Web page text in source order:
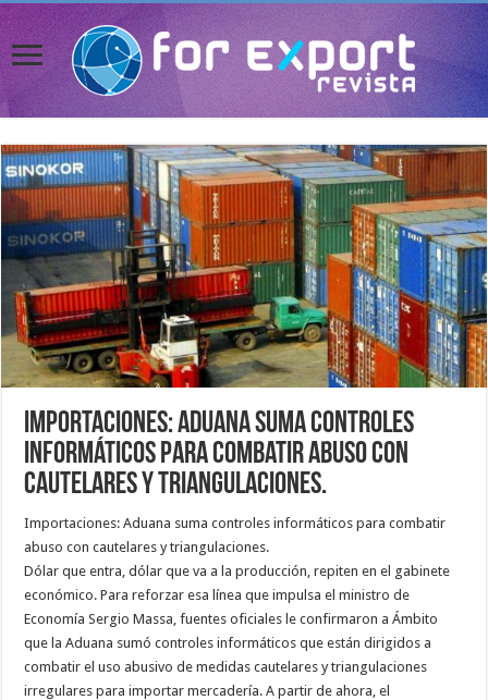
Importaciones: Aduana suma controles
informáticos para combatir abuso con
cautelares y triangulaciones.
Importaciones: Aduana suma controles informáticos para combatir
abuso con cautelares y triangulaciones.
Dólar que entra, dólar que va a la producción, repiten en el gabinete
económico. Para reforzar esa línea que impulsa el ministro de
Economía Sergio Massa, fuentes oficiales le confirmaron a Ámbito
que la Aduana sumó controles informáticos que están dirigidos a
combatir el uso abusivo de medidas cautelares y triangulaciones
irregulares para importar mercadería. A partir de ahora, el